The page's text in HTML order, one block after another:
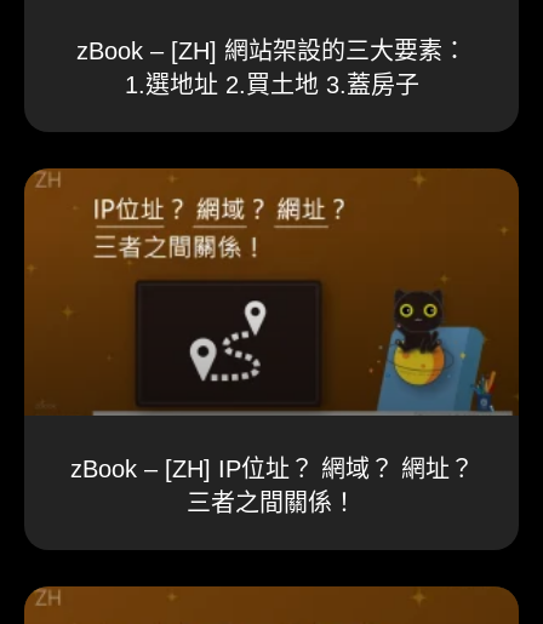
zBook – [ZH] 網站架設的三大要素：
1.選地址 2.買土地 3.蓋房子
zBook – [ZH] IP位址？ 網域？ 網址？
三者之間關係！